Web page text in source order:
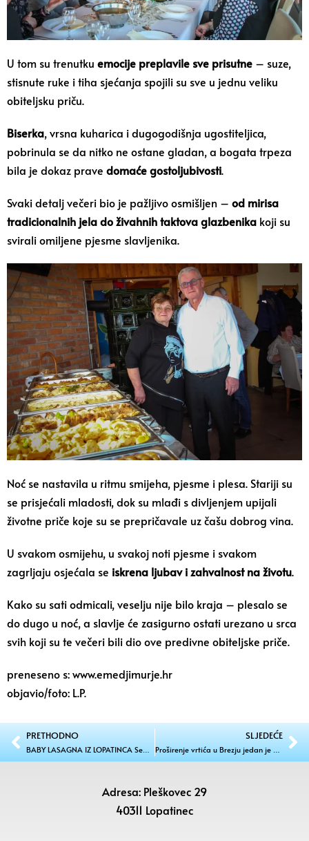
U tom su trenutku emocije preplavile sve prisutne – suze,
stisnute ruke i tiha sjećanja spojili su sve u jednu veliku
obiteljsku priču.
Biserka, vrsna kuharica i dugogodišnja ugostiteljica,
pobrinula se da nitko ne ostane gladan, a bogata trpeza
bila je dokaz prave domaće gostoljubivosti.
Svaki detalj večeri bio je pažljivo osmišljen – od mirisa
tradicionalnih jela do živahnih taktova glazbenika koji su
svirali omiljene pjesme slavljenika.
Noć se nastavila u ritmu smijeha, pjesme i plesa. Stariji su
se prisjećali mladosti, dok su mlađi s divljenjem upijali
životne priče koje su se prepričavale uz čašu dobrog vina.
U svakom osmijehu, u svakoj noti pjesme i svakom
zagrljaju osjećala se iskrena ljubav i zahvalnost na životu.
Kako su sati odmicali, veselju nije bilo kraja – plesalo se
do dugo u noć, a slavlje će zasigurno ostati urezano u srca
svih koji su te večeri bili dio ove predivne obiteljske priče.
preneseno s: www.emedjimurje.hr
objavio/foto: L.P.
PRETHODNO
BABY LASAGNA IZ LOPATINCA Sedmogodišnji Juraj Cvetković osvaja plesnim talentom i stilom!
SLJEDEĆE
Proširenje vrtića u Brezju jedan je od najvažnijih projekata
Adresa: Pleškovec 29
40311 Lopatinec